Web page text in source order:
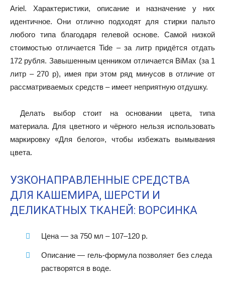
Ariel. Характеристики, описание и назначение у них
идентичное. Они отлично подходят для стирки пальто
любого типа благодаря гелевой основе. Самой низкой
стоимостью отличается Tide – за литр придётся отдать
172 рубля. Завышенным ценником отличается BiMax (за 1
литр – 270 р), имея при этом ряд минусов в отличие от
рассматриваемых средств – имеет неприятную отдушку.
Делать выбор стоит на основании цвета, типа
материала.Для цветного и чёрного нельзя использовать
маркировку «Для белого», чтобы избежать вымывания
цвета.
УЗКОНАПРАВЛЕННЫЕ СРЕДСТВА
ДЛЯ КАШЕМИРА, ШЕРСТИ И
ДЕЛИКАТНЫХ ТКАНЕЙ: ВОРСИНКА
Цена — за 750 мл – 107–120 р.
Описание — гель-формула позволяет без следа
растворятся в воде.